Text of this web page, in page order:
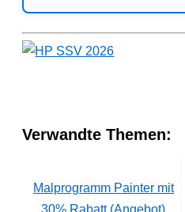
Verwandte Themen:
Malprogramm Painter mit
30% Rabatt (Angebot)